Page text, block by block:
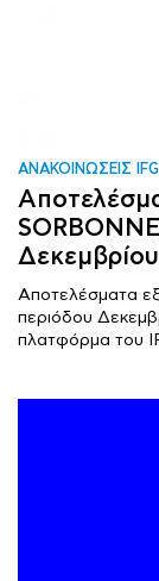
ΑΝΑΚΟΙΝΩΣΕΙΣ IFG
Αποτελέσματα
περιόδου
πλατφόρμα του